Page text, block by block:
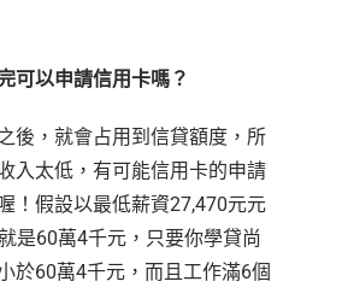
可以申請信用卡嗎？
後，就會占用到信貸額度，所
入太低，有可能信用卡的申請
！假設以最低薪資27,470元元
是60萬4千元，只要你學貸尚
於60萬4千元，而且工作滿6個